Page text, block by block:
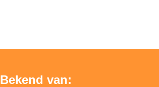
Bekend van: